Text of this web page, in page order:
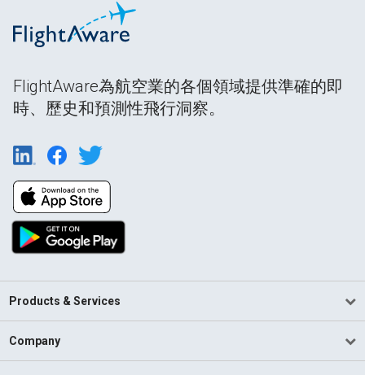
FlightAware為航空業的各個領域提供準確的即
時、歷史和預測性飛行洞察。
Products & Services
Company